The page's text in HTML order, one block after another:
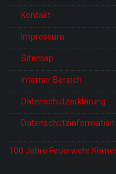
Kontakt
Impressum
Sitemap
Interner Bereich
Datenschutzerklärung
Datenschutzinformation
100 Jahre Feuerwehr Kemel